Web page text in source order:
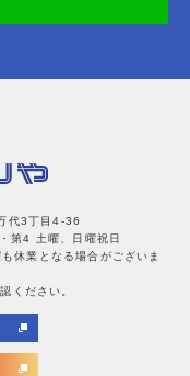
代3丁目4-36
第4 土曜、日曜祝日
休業となる場合がございま
ください。